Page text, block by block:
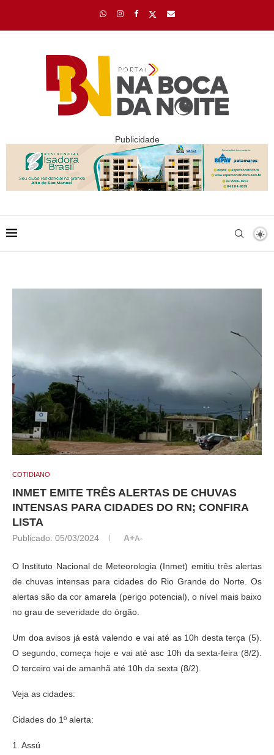
Publicidade
COTIDIANO
INMET EMITE TRÊS ALERTAS DE CHUVAS
INTENSAS PARA CIDADES DO RN; CONFIRA
LISTA
Publicado: 05/03/2024 A+A-
O Instituto Nacional de Meteorologia (Inmet) emitiu três alertas
de chuvas intensas para cidades do Rio Grande do Norte. Os
alertas são da cor amarela (perigo potencial), o nível mais baixo
no grau de severidade do órgão.
Um doa avisos já está valendo e vai até as 10h desta terça (5).
O segundo, começa hoje e vai até asc 10h da sexta-feira (8/2).
O terceiro vai de amanhã até 10h da sexta (8/2).
Veja as cidades:
Cidades do 1º alerta:
1. Assú